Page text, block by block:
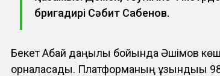
бригадирі Сәбит Сабенов.
Бекет Абай даңғылы бойында Әшімов
орналасады. Платформаның ұзындығы